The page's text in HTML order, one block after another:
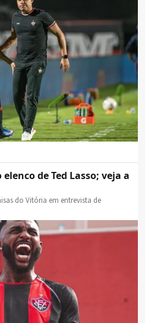
de Ted Lasso; veja a
do Vitória em entrevista de